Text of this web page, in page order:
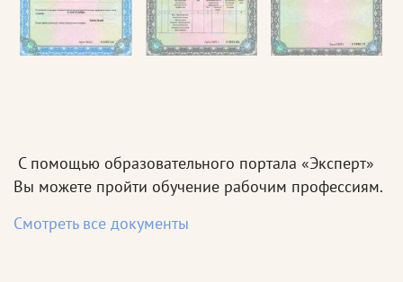
С помощью образовательного портала «Эксперт»
Вы можете пройти обучение рабочим профессиям.
Смотреть все документы